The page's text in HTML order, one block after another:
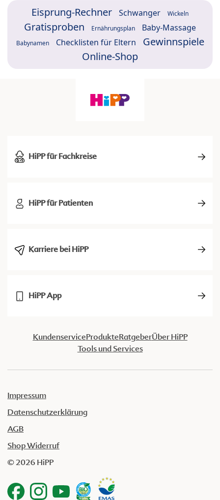
Eisprung-Rechner Schwanger Wickeln
Gratisproben Ernährungsplan Baby-Massage
Babynamen Checklisten für Eltern
Gewinnspiele
Online-Shop
HiPP für Fachkreise
HiPP für Patienten
Karriere bei HiPP
HiPP App
KundenserviceProdukteRatgeberÜber HiPP
Tools und Services
Impressum
Datenschutzerklärung
AGB
Shop Widerruf
© 2026 HiPP